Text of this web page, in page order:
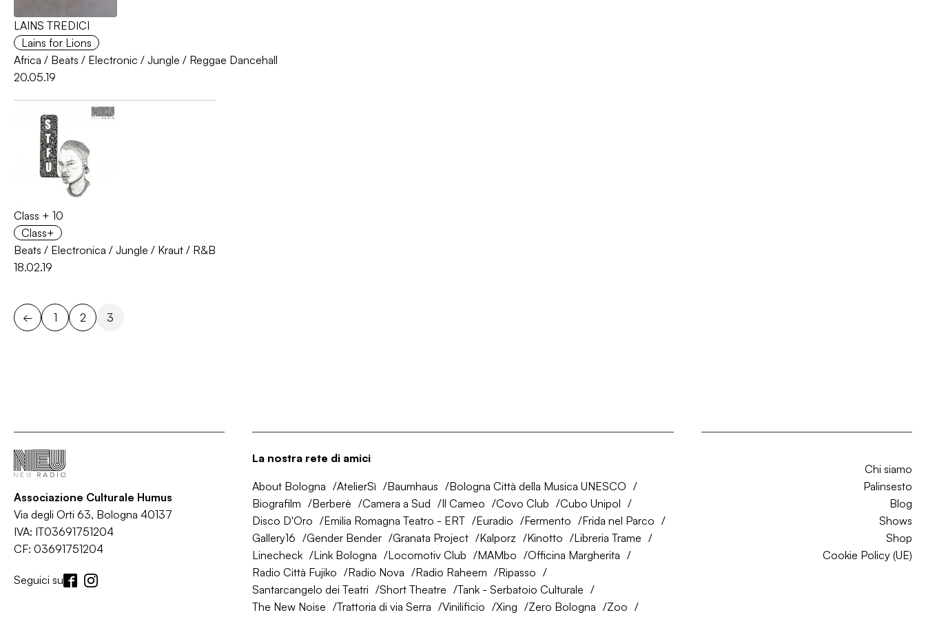
LAINS TREDICI
Lains for Lions
Africa / Beats / Electronic / Jungle / Reggae Dancehall
20.05.19
Class + 10
Class+
Beats / Electronica / Jungle / Kraut / R&B
18.02.19
← 1 2 3
Associazione Culturale Humus
Via degli Orti 63, Bologna 40137
IVA: IT03691751204
CF: 03691751204
Seguici su
La nostra rete di amici
About Bologna AtelierSì Baumhaus
Bologna Città della Musica UNESCO
Biografilm
Berberè Camera a Sud Il Cameo Covo Club
Cubo Unipol
Disco D'Oro
Emilia Romagna Teatro - ERT Euradio Fermento
Frida nel Parco
Gallery16
Gender Bender Granata Project Kalporz Kinotto
Libreria Trame
Linecheck
Link Bologna Locomotiv Club MAMbo
Officina Margherita
Radio Città Fujiko
Radio Nova Radio Raheem
Ripasso
Santarcangelo dei Teatri
Short Theatre
Tank - Serbatoio Culturale
The New Noise
Trattoria di via Serra Vinilificio Xing Zero Bologna Zoo
Chi siamo
Palinsesto
Blog
Shows
Shop
Cookie Policy (UE)